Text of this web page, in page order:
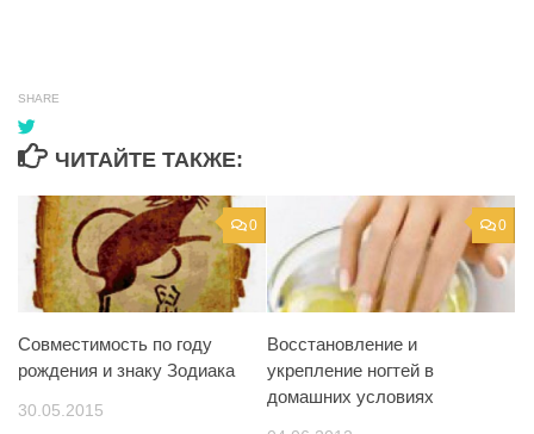
SHARE
ЧИТАЙТЕ ТАКЖЕ:
0
Совместимость по году
рождения и знаку Зодиака
30.05.2015
0
Восстановление и
укрепление ногтей в
домашних условиях